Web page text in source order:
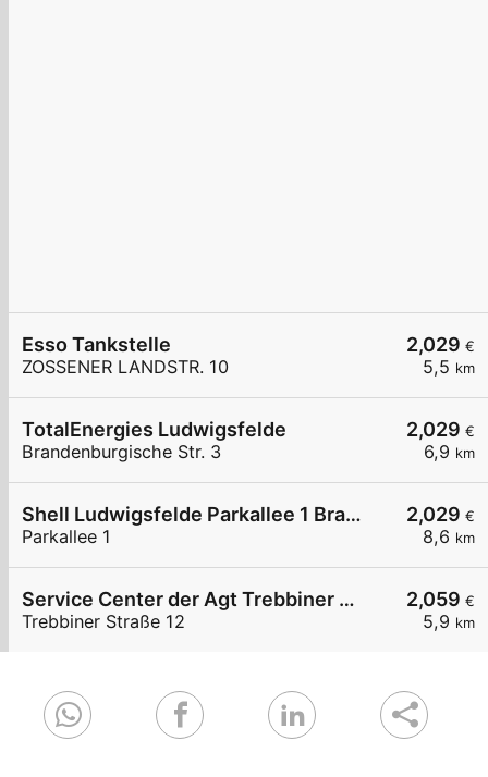
2,029 €
5,5 km
Esso Tankstelle
ZOSSENER LANDSTR. 10
2,029 €
6,9 km
TotalEnergies Ludwigsfelde
Brandenburgische Str. 3
2,029 €
8,6 km
Shell Ludwigsfelde Parkallee 1 Brandenburg Park
Parkallee 1
2,059 €
5,9 km
Service Center der Agt Trebbiner Straße 12
Trebbiner Straße 12